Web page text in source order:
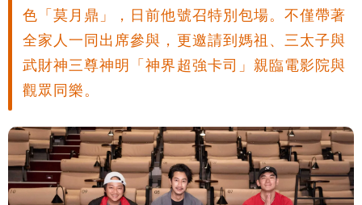
手疑學生
色「莫月鼎」，日前他號召特別包場。不僅帶著
全家人一同出席參與，更邀請到媽祖、三太子與
武財神三尊神明「神界超強卡司」親臨電影院與
觀眾同樂。